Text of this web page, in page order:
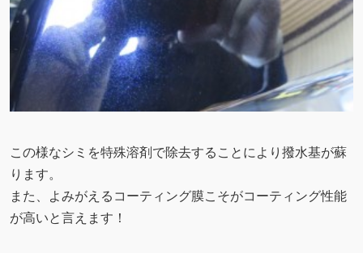
この様なシミを特殊溶剤で除去することにより撥水基が蘇
ります。
また、よみがえるコーティング膜こそがコーティング性能
が高いと言えます！